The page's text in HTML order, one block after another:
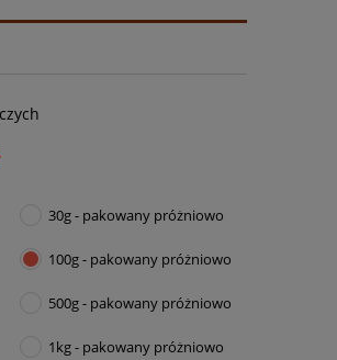
30g - pakowany próżniowo
100g - pakowany próżniowo
500g - pakowany próżniowo
1kg - pakowany próżniowo